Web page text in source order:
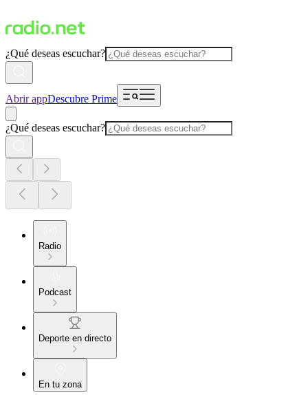
¿Qué deseas escuchar?
Abrir appDescubre Prime
¿Qué deseas escuchar?
Radio
Podcast
Deporte en directo
En tu zona